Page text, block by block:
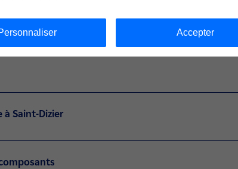
France permet d’assurer la prise en charge de
préalables et l’adaptation de procédés.
France
à Saint-Dizier
Accepter